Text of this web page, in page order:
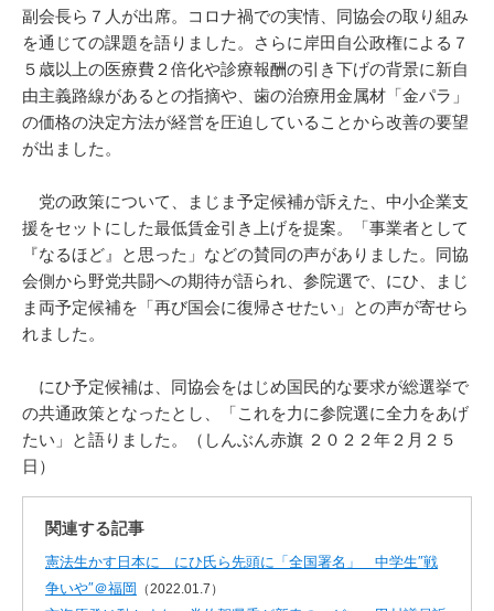
副会長ら７人が出席。コロナ禍での実情、同協会の取り組み
を通じての課題を語りました。さらに岸田自公政権による７
５歳以上の医療費２倍化や診療報酬の引き下げの背景に新自
由主義路線があるとの指摘や、歯の治療用金属材「金パラ」
の価格の決定方法が経営を圧迫していることから改善の要望
が出ました。
党の政策について、まじま予定候補が訴えた、中小企業支
援をセットにした最低賃金引き上げを提案。「事業者として
『なるほど』と思った」などの賛同の声がありました。同協
会側から野党共闘への期待が語られ、参院選で、にひ、まじ
ま両予定候補を「再び国会に復帰させたい」との声が寄せら
れました。
にひ予定候補は、同協会をはじめ国民的な要求が総選挙で
の共通政策となったとし、「これを力に参院選に全力をあげ
たい」と語りました。（しんぶん赤旗 ２０２２年２月２５
日）
関連する記事
憲法生かす日本に にひ氏ら先頭に「全国署名」 中学生″戦
争いや″＠福岡
（2022.01.7）